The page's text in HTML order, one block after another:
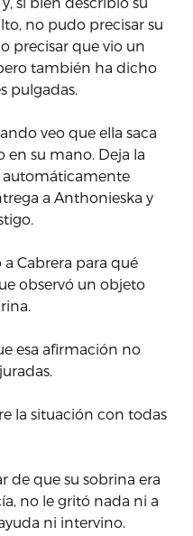
no pudo precisar su
precisar que vio un
también ha dicho
pulgadas.
veo que ella saca
en su mano. Deja la
automáticamente
a Anthonieska y
Cabrera para qué
observó un objeto
esa afirmación no
la situación con todas
de que su sobrina era
no le gritó nada ni a
ni intervino.